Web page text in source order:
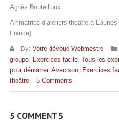
Agnès Bouteilloux
Animatrice d’ateliers théâtre à
France)
By: Votre dévoué Webmestre
groupe, Exercices facile, Tous les
pour démarrer, Avec son, Exercices
théâtre
5 Comments
5 COMMENTS